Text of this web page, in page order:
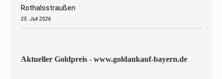
Rothalsstraußen
25. Juli 2026
Aktueller Goldpreis - www.goldankauf-bayern.de